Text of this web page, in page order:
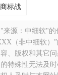
商标战
来源：中细软"的
（非中细软）
、版权和其它
特殊性无法及